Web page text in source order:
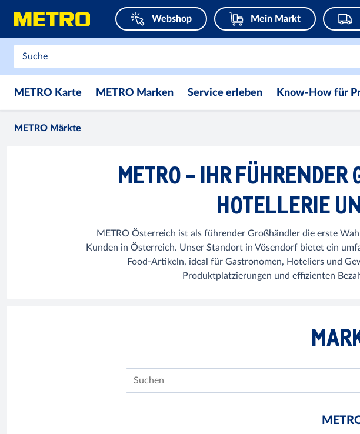
Webshop Mein Markt
METRO Karte METRO Marken Service erleben Know-How für
METRO Märkte
METRO - IHR FÜHRENDER
HOTELLERIE
METRO Österreich ist als führender Großhändler die erste
Kunden in Österreich. Unser Standort in Vösendorf bietet ein
Food-Artikeln, ideal für Gastronomen, Hoteliers und
Produktplatzierungen und effizienten